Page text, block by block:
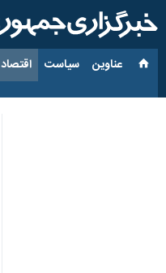
عناوین‌ سیاست اقتصاد